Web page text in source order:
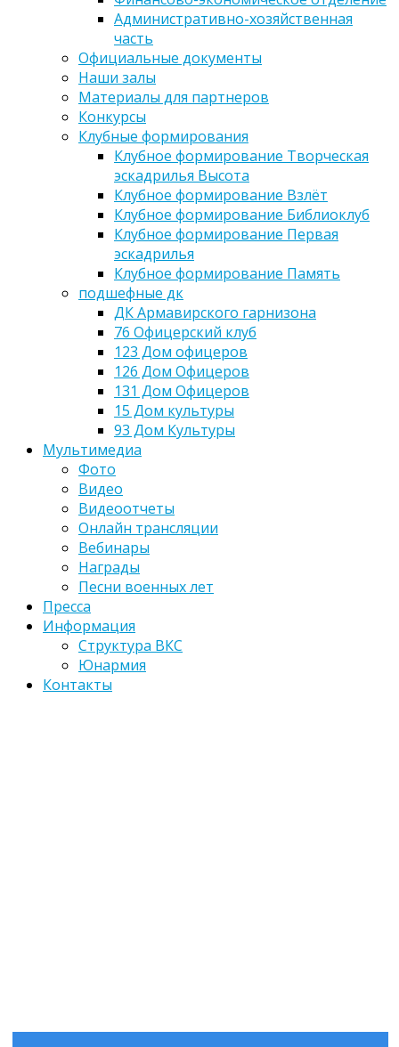
Административно-хозяйственная
часть
Официальные документы
Наши залы
Материалы для партнеров
Конкурсы
Клубные формирования
Клубное формирование Творческая
эскадрилья Высота
Клубное формирование Взлёт
Клубное формирование Библиоклуб
Клубное формирование Первая
эскадрилья
Клубное формирование Память
подшефные дк
ДК Армавирского гарнизона
76 Офицерский клуб
123 Дом офицеров
126 Дом Офицеров
131 Дом Офицеров
15 Дом культуры
93 Дом Культуры
Мультимедиа
Фото
Видео
Видеоотчеты
Онлайн трансляции
Вебинары
Награды
Песни военных лет
Пресса
Информация
Структура ВКС
Юнармия
Контакты